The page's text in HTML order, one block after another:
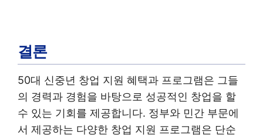
결론
50대 신중년 창업 지원 혜택과 프로그램은 그들
의 경력과 경험을 바탕으로 성공적인 창업을 할
수 있는 기회를 제공합니다. 정부와 민간 부문에
서 제공하는 다양한 창업 지원 프로그램은 단순